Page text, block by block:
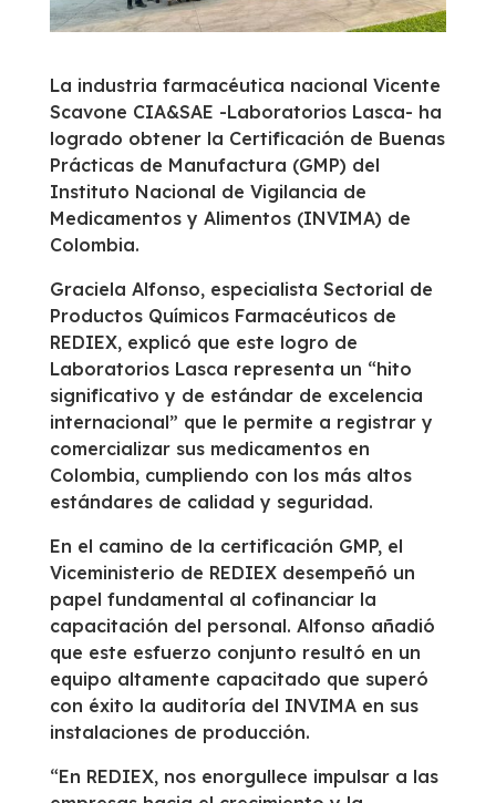
La industria farmacéutica nacional Vicente
Scavone CIA&SAE -Laboratorios Lasca- ha
logrado obtener la Certificación de Buenas
Prácticas de Manufactura (GMP) del
Instituto Nacional de Vigilancia de
Medicamentos y Alimentos (INVIMA) de
Colombia.
Graciela Alfonso, especialista Sectorial de
Productos Químicos Farmacéuticos de
REDIEX, explicó que este logro de
Laboratorios Lasca representa un “hito
significativo y de estándar de excelencia
internacional” que le permite a registrar y
comercializar sus medicamentos en
Colombia, cumpliendo con los más altos
estándares de calidad y seguridad.
En el camino de la certificación GMP, el
Viceministerio de REDIEX desempeñó un
papel fundamental al cofinanciar la
capacitación del personal. Alfonso añadió
que este esfuerzo conjunto resultó en un
equipo altamente capacitado que superó
con éxito la auditoría del INVIMA en sus
instalaciones de producción.
“En REDIEX, nos enorgullece impulsar a las